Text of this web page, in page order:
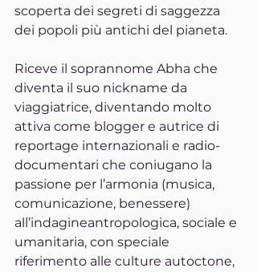
scoperta dei segreti di saggezza
dei popoli più antichi del pianeta.
Riceve il soprannome Abha che
diventa il suo nickname da
viaggiatrice, diventando molto
attiva come blogger e autrice di
reportage internazionali e radio-
documentari che coniugano la
passione per l’armonia (musica,
comunicazione, benessere)
all’indagineantropologica, sociale e
umanitaria, con speciale
riferimento alle culture autoctone,